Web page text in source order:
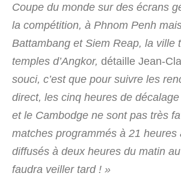
Coupe du monde sur des écrans
la compétition, à Phnom Penh
Battambang et Siem Reap, la ville
temples d’Angkor, détaille Jean-
souci, c’est que pour suivre les
direct, les cinq heures de
et le Cambodge ne sont pas très
matches programmés à 21 heures
diffusés à deux heures du matin
faudra veiller tard ! »